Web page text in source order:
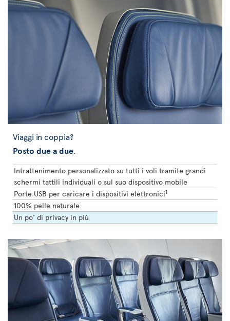
Viaggi in coppia?
Posto due a due.
Intrattenimento personalizzato su tutti i voli tramite grandi
schermi tattili individuali o sul suo dispositivo mobile
Porte USB per caricare i dispositivi elettronici1
100% pelle naturale
Un po' di privacy in più